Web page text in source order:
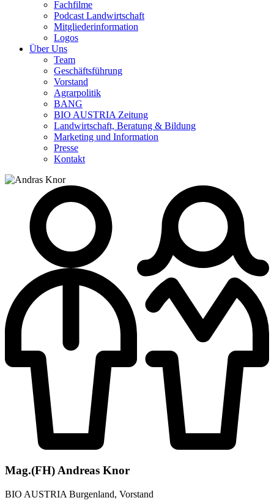
Fachfilme
Podcast Landwirtschaft
Mitgliederinformation
Logos
Über Uns
Team
Geschäftsführung
Vorstand
Agrarpolitik
BANG
BIO AUSTRIAZeitung
Landwirtschaft, Beratung & Bildung
Marketing und Information
Presse
Kontakt
Mag.(FH) Andreas Knor
BIO AUSTRIA Burgenland, Vorstand